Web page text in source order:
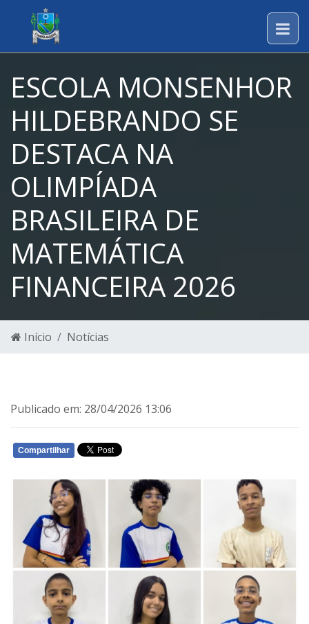
ESCOLA MONSENHOR
HILDEBRANDO SE
DESTACA NA
OLIMPÍADA
BRASILEIRA DE
MATEMÁTICA
FINANCEIRA 2026
Início Notícias
Publicado em: 28/04/2026 13:06
Compartilhar